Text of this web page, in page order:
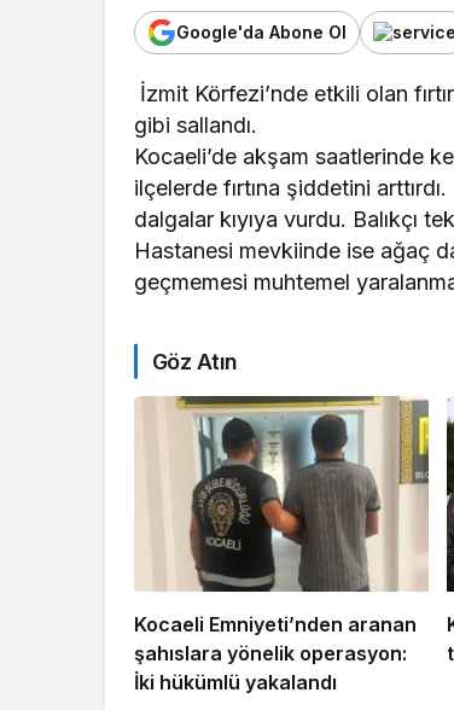
Google'da Abone Ol
İzmit Körfezi’nde etkili olan
gibi sallandı.
Kocaeli’de akşam saatlerinde
ilçelerde fırtına şiddetini
dalgalar kıyıya vurdu. Balıkçı
Hastanesi mevkiinde ise ağaç
geçmemesi muhtemel
Göz Atın
Kocaeli Emniyeti’nden aranan
şahıslara yönelik operasyon:
İki hükümlü yakalandı